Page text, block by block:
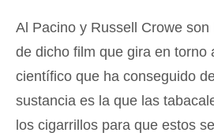
Al Pacino y Russell Crowe
de dicho film que gira en torno
científico que ha conseguido
sustancia es la que las
los cigarrillos para que estos